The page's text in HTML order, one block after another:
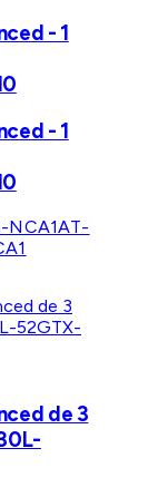
- 1
- 1
NCA1AT-
de 3